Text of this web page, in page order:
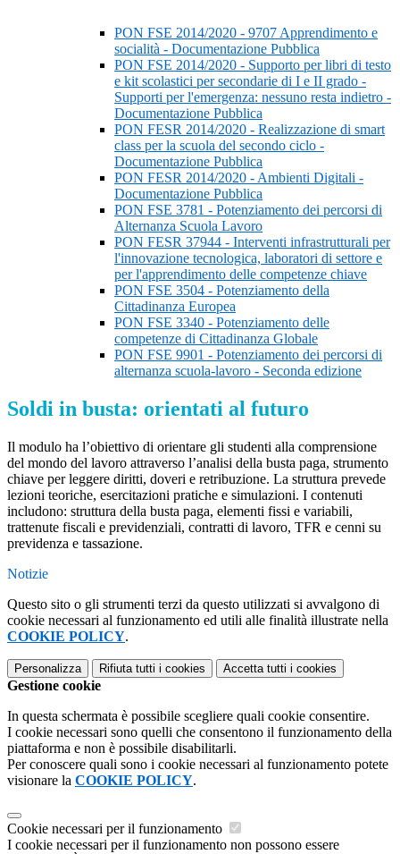
PON FSE 2014/2020 - 9707 Apprendimento e
socialità - Documentazione Pubblica
PON FSE 2014/2020 - Supporto per libri di testo
e kit scolastici per secondarie di I e II grado -
Supporti per l'emergenza: nessuno resta indietro -
Documentazione Pubblica
PON FESR 2014/2020 - Realizzazione di smart
class per la scuola del secondo ciclo -
Documentazione Pubblica
PON FESR 2014/2020 - Ambienti Digitali -
Documentazione Pubblica
PON FSE 3781 - Potenziamento dei percorsi di
Alternanza Scuola Lavoro
PON FESR 37944 - Interventi infrastrutturali per
l'innovazione tecnologica, laboratori di settore e
per l'apprendimento delle competenze chiave
PON FSE 3504 - Potenziamento della
Cittadinanza Europea
PON FSE 3340 - Potenziamento delle
competenze di Cittadinanza Globale
PON FSE 9901 - Potenziamento dei percorsi di
alternanza scuola-lavoro - Seconda edizione
Soldi in busta: orientati al futuro
Il modulo ha l’obiettivo di orientare gli studenti alla comprensione
del mondo del lavoro attraverso l’analisi della busta paga, strumento
chiave per leggere diritti, doveri e retribuzione. La struttura prevede
lezioni teoriche, esercitazioni pratiche e simulazioni. I contenuti
includono: struttura della busta paga, elementi fissi e variabili,
trattenute fiscali e previdenziali, contratti di lavoro, TFR e cenni su
previdenza e tassazione.
Notizie
Questo sito o gli strumenti terzi da questo utilizzati si avvalgono di
cookie necessari al funzionamento ed utili alle finalità illustrate nella
COOKIE POLICY.
Personalizza Rifiuta tutti i cookies Accetta tutti i cookies
Gestione cookie
In questa schermata è possibile scegliere quali cookie consentire.
I cookie necessari sono quelli che consentono il funzionamento della
piattaforma e non è possibile disabilitarli.
Per conoscere quali sono i cookie necessari al funzionamento potete
visionare la COOKIE POLICY.
Cookie necessari per il funzionamento
I cookie necessari per il funzionamento non possono essere